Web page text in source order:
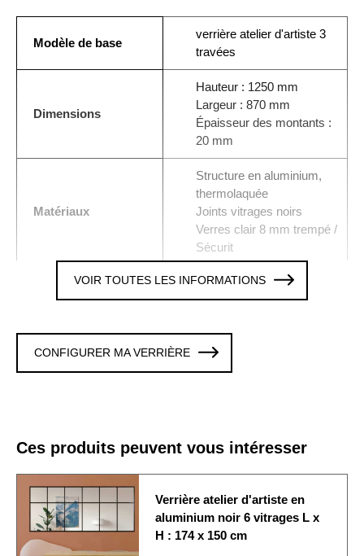
Modèle de base
verrière atelier d'artiste 3
travées
Dimensions
Hauteur : 1250 mm
Largeur : 870 mm
Épaisseur des montants :
20 mm
Matériaux
Structure en aluminium,
thermolaquée
Joints vitrages noirs
Verres clair 8 mm trempé /
Sécurit
2 x 3 Verres trempé 8 mm
clair
Colori / Finition NOIR
Verrière avec 1 traverse,
La verrière est fixée sur
est modifiable en
personnalisant la verrière
Origine de
fabrication
Produit fabriqué en France
VOIR TOUTES LES INFORMATIONS
CONFIGURER MA VERRIÈRE
Ces produits peuvent vous intéresser
Verrière atelier d'artiste en
aluminium noir 6 vitrages L x
H : 174 x 150 cm